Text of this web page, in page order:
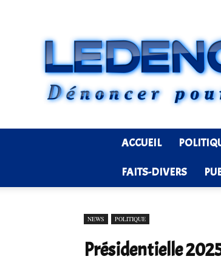
ACCUEIL
FAITS-DIVERS
NEWS POLITIQUE
Présidentielle